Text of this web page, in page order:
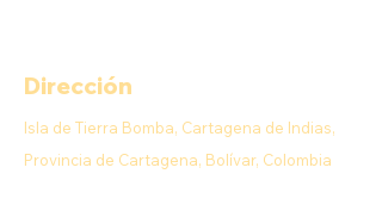
Dirección
Isla de Tierra Bomba, Cartagena de Indias,
Provincia de Cartagena, Bolívar, Colombia